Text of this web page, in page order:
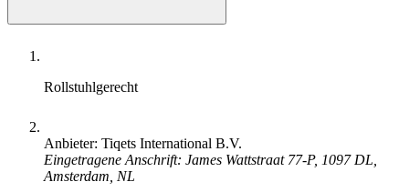
Rollstuhlgerecht
Anbieter: Tiqets International B.V.
Eingetragene Anschrift: James Wattstraat 77-P, 1097 DL,
Amsterdam, NL